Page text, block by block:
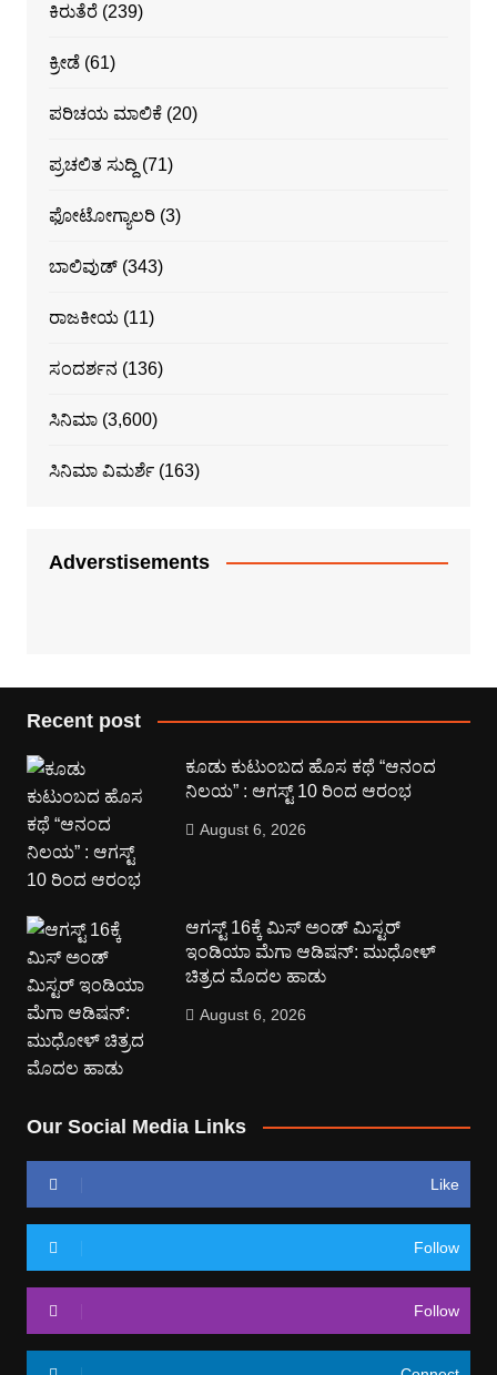
ಕಿರುತೆರೆ(239)
ಕ್ರೀಡೆ(61)
ಪರಿಚಯ ಮಾಲಿಕೆ(20)
ಪ್ರಚಲಿತ ಸುದ್ದಿ (71)
ಫೋಟೋಗ್ಯಾಲರಿ(3)
ಬಾಲಿವುಡ್(343)
ರಾಜಕೀಯ(11)
ಸಂದರ್ಶನ (136)
ಸಿನಿಮಾ(3,600)
ಸಿನಿಮಾ ವಿಮರ್ಶೆ(163)
Adverstisements
Recent post
ಕೂಡು ಕುಟುಂಬದ ಹೊಸ ಕಥೆ “ಆನಂದ
ನಿಲಯ” : ಆಗಸ್ಟ್ 10 ರಿಂದ ಆರಂಭ
August 6, 2026
ಆಗಸ್ಟ್ 16ಕ್ಕೆ ಮಿಸ್ ಅಂಡ್ ಮಿಸ್ಟರ್
ಇಂಡಿಯಾ ಮೆಗಾ ಆಡಿಷನ್: ಮುಧೋಳ್
ಚಿತ್ರದ ಮೊದಲ ಹಾಡು
August 6, 2026
Our Social Media Links
Like
Follow
Follow